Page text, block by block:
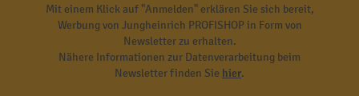
Mit einem Klick auf "Anmelden" erklären Sie sich bereit,
Werbung von Jungheinrich PROFISHOP in Form von
Newsletter zu erhalten.
Nähere Informationen zur Datenverarbeitung beim
Newsletter finden Sie hier.